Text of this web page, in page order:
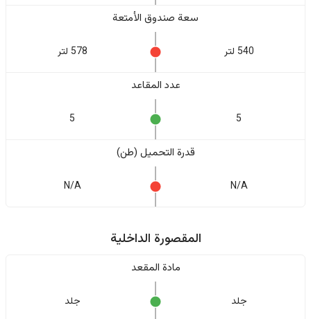
سعة صندوق الأمتعة
540 لتر 578 لتر
عدد المقاعد
5
5
قدرة التحميل (طن)
N/A
N/A
المقصورة الداخلية
مادة المقعد
جلد جلد